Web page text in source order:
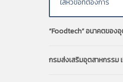
“Foodtech” อนาคตของ
กรมส่งเสริมอุตสาหกรรม